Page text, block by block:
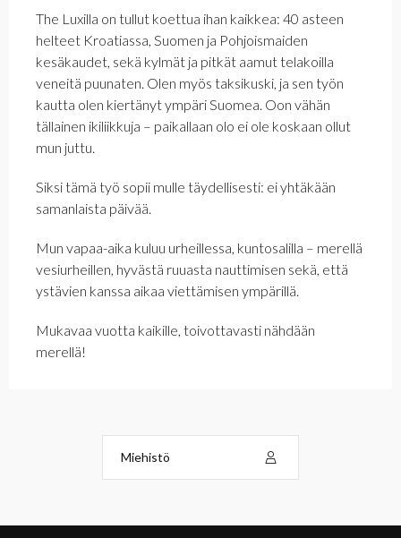
The Luxilla on tullut koettua ihan kaikkea: 40 asteen
helteet Kroatiassa, Suomen ja Pohjoismaiden
kesäkaudet, sekä kylmät ja pitkät aamut telakoilla
veneitä puunaten. Olen myös taksikuski, ja sen työn
kautta olen kiertänyt ympäri Suomea. Oon vähän
tällainen ikiliikkuja – paikallaan olo ei ole koskaan ollut
mun juttu.
Siksi tämä työ sopii mulle täydellisesti: ei yhtäkään
samanlaista päivää.
Mun vapaa-aika kuluu urheillessa, kuntosalilla – merellä
vesiurheillen, hyvästä ruuasta nauttimisen sekä, että
ystävien kanssa aikaa viettämisen ympärillä.
Mukavaa vuotta kaikille, toivottavasti nähdään
merellä!
Miehistö